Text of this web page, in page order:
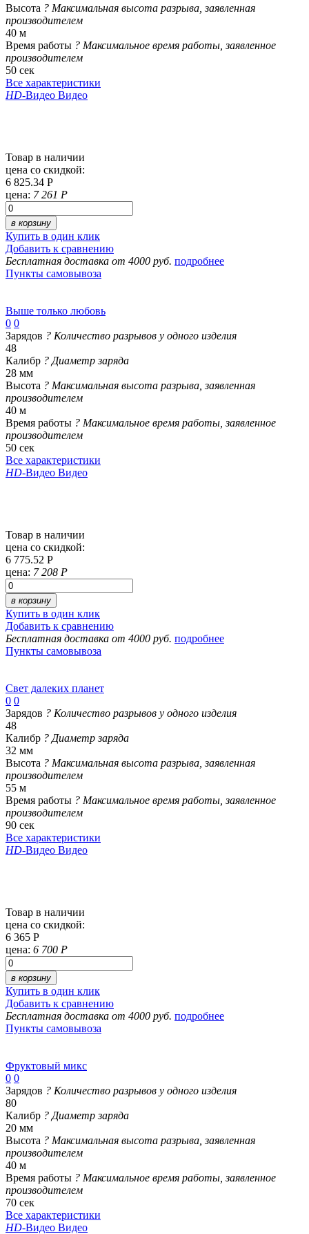
Высота ? Максимальная высота разрыва, заявленная
производителем
40 м
Время работы ? Максимальное время работы, заявленное
производителем
50 сек
Все характеристики
HD-Видео Видео
Товар в наличии
цена со скидкой:
6 825.34 Р
цена: 7 261 Р
в корзину
Купить в один клик
Добавить к сравнению
Бесплатная доставка от 4000 руб. подробнее
Пункты самовывоза
Выше только любовь
0 0
Зарядов ? Количество разрывов у одного изделия
48
Калибр ? Диаметр заряда
28 мм
Высота ? Максимальная высота разрыва, заявленная
производителем
40 м
Время работы ? Максимальное время работы, заявленное
производителем
50 сек
Все характеристики
HD-Видео Видео
Товар в наличии
цена со скидкой:
6 775.52 Р
цена: 7 208 Р
в корзину
Купить в один клик
Добавить к сравнению
Бесплатная доставка от 4000 руб. подробнее
Пункты самовывоза
Свет далеких планет
0 0
Зарядов ? Количество разрывов у одного изделия
48
Калибр ? Диаметр заряда
32 мм
Высота ? Максимальная высота разрыва, заявленная
производителем
55 м
Время работы ? Максимальное время работы, заявленное
производителем
90 сек
Все характеристики
HD-Видео Видео
Товар в наличии
цена со скидкой:
6 365 Р
цена: 6 700 Р
в корзину
Купить в один клик
Добавить к сравнению
Бесплатная доставка от 4000 руб. подробнее
Пункты самовывоза
Фруктовый микс
0 0
Зарядов ? Количество разрывов у одного изделия
80
Калибр ? Диаметр заряда
20 мм
Высота ? Максимальная высота разрыва, заявленная
производителем
40 м
Время работы ? Максимальное время работы, заявленное
производителем
70 сек
Все характеристики
HD-Видео Видео